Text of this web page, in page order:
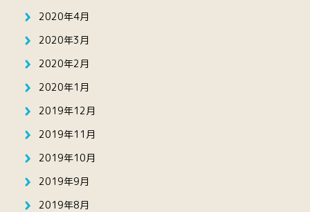
2020年4月
2020年3月
2020年2月
2020年1月
2019年12月
2019年11月
2019年10月
2019年9月
2019年8月